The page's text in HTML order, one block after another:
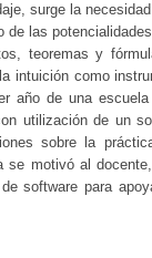
surge la
las
teoremas y
intuición como
año de una
utilización de un
sobre la
motivó al
software para